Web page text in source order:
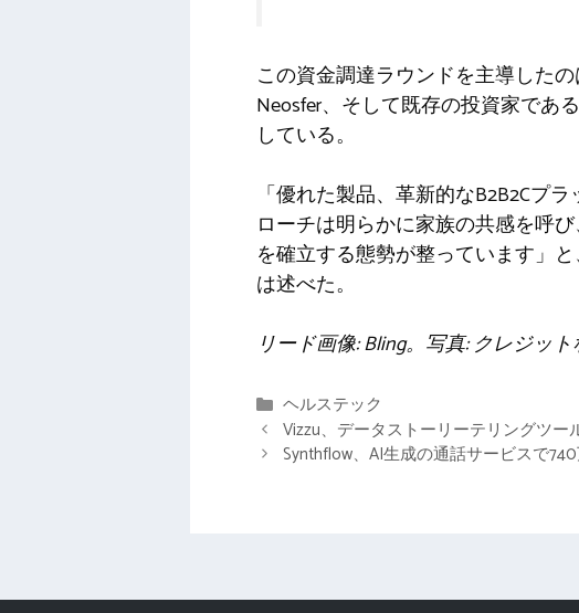
この資金調達ラウンドを主導した
Neosfer、そして既存の投資家であ
している。
「優れた製品、革新的なB2B2Cプ
ローチは明らかに家族の共感を呼
を確立する態勢が整っています」
は述べた。
リード画像: Bling。写真: クレジット
カ
テ
ゴ
ヘルステック
Vizzu、データストーリーテリングツー
Synthflow、AI生成の通話サービスで